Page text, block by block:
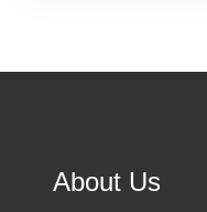
About Us